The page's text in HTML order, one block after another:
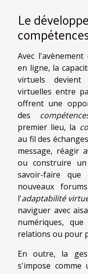
Le
Avec
en ligne, la
virtuels
virtuelles entre
offrent une
des
premier lieu, la
au fil des
message, réagir
ou construire
savoir-faire
nouveaux
l'adaptabilité
naviguer avec
numériques,
relations ou pour
En outre, la
s'impose comme